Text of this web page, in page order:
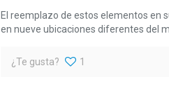
El reemplazo de estos elementos en
en nueve ubicaciones diferentes del
¿Te gusta? 1